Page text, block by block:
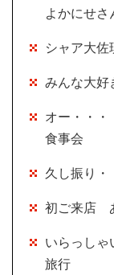
よかにせさ
シャア大
みんな大好
オー・・
食事会
久し振り・
初ご来店
いらっしゃ
旅行